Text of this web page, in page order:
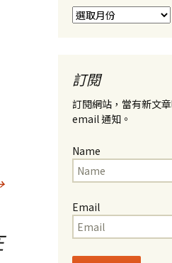
彙
整
訂閱
訂閱網站，當有新文
email 通知。
Name
Email